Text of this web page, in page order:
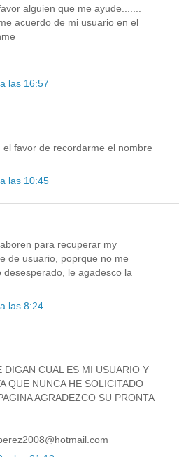
alguien que me ayude.......
acuerdo de mi usuario en el
las 16:57
favor de recordarme el nombre
las 10:45
para recuperar my
de usuario, poprque no me
desesperado, le agadesco la
las 8:24
DIGAN CUAL ES MI USUARIO Y
QUE NUNCA HE SOLICITADO
AGRADEZCO SU PRONTA